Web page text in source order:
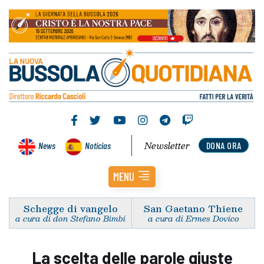
News Noticias DONA ORA
Newsletter
MENU
Schegge di vangelo
a cura di don Stefano Bimbi
San Gaetano Thiene
a cura di Ermes Dovico
La scelta delle parole giuste